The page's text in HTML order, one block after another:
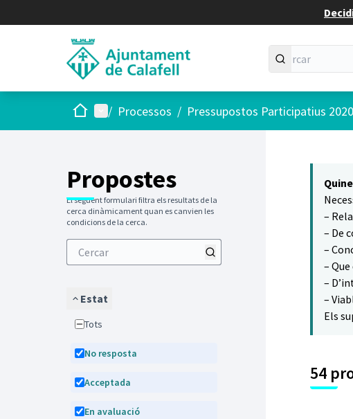
Inici Menú principal
/ Processos / Pressupostos Participatius 2020
Propostes
El següent formulari filtra els resultats de la
cerca dinàmicament quan es canvien les
condicions de la cerca.
Estat
Tots
No resposta
Acceptada
En avaluació
–
– De
–
–
–
–
Els
54